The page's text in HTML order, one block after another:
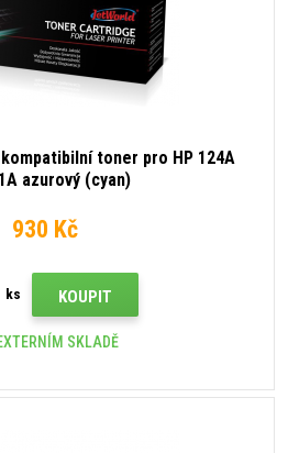
kompatibilní toner pro HP 124A
azurový (cyan)
930 Kč
ks KOUPIT
SKLADĚ